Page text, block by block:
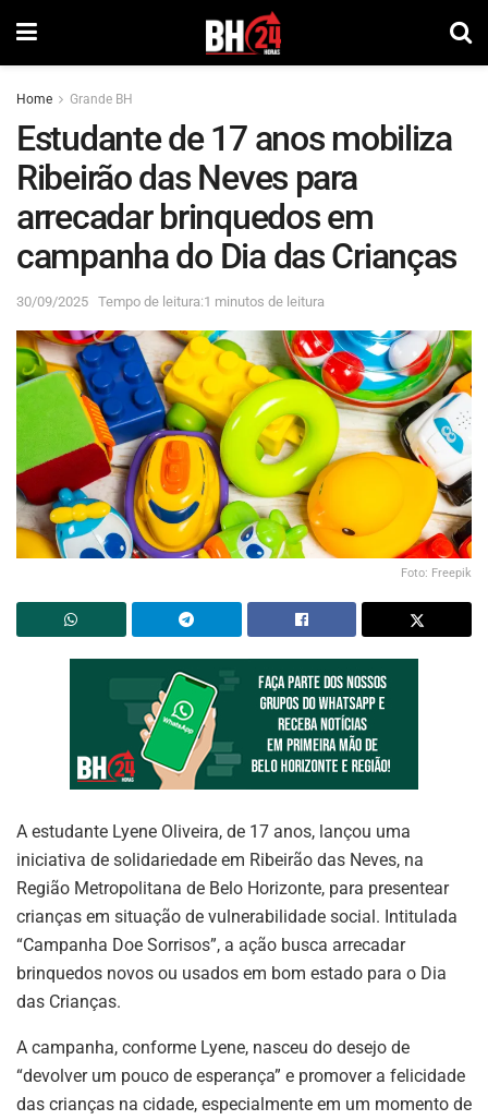
Home Grande BH
Estudante de 17 anos mobiliza
Ribeirão das Neves para
arrecadar brinquedos em
campanha do Dia das Crianças
30/09/2025 Tempo de leitura:1 minutos de leitura
Foto: Freepik
A estudante Lyene Oliveira, de 17 anos, lançou uma
iniciativa de solidariedade em Ribeirão das Neves, na
Região Metropolitana de Belo Horizonte, para presentear
crianças em situação de vulnerabilidade social. Intitulada
“Campanha Doe Sorrisos”, a ação busca arrecadar
brinquedos novos ou usados em bom estado para o Dia
das Crianças.
A campanha, conforme Lyene, nasceu do desejo de
“devolver um pouco de esperança” e promover a felicidade
das crianças na cidade, especialmente em um momento de